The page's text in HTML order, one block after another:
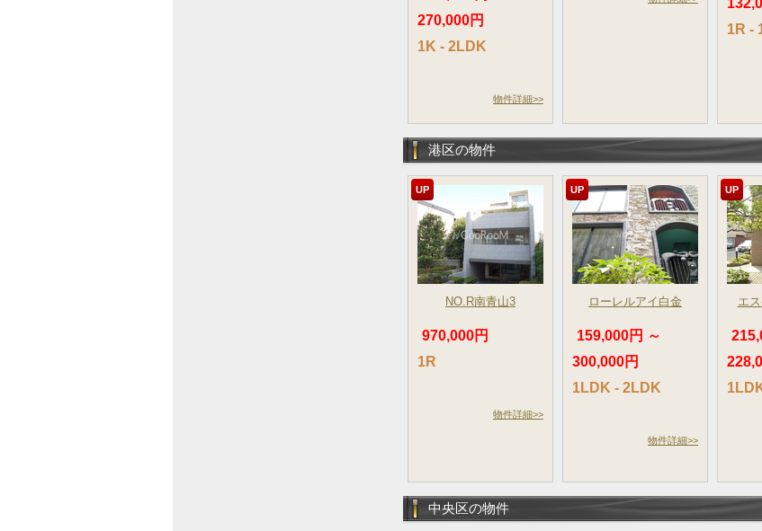
270,000円
1K - 2LDK
物件詳細>>
1R -
港区の物件
UP
NO.R南青山3
970,000円
1R
物件詳細>>
UP
ローレルアイ白金
159,000円 ～
300,000円
1LDK - 2LDK
物件詳細>>
UP
エ
中央区の物件